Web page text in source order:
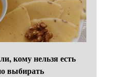
кому нельзя есть
выбирать